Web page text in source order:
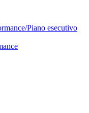
Piano esecutivo